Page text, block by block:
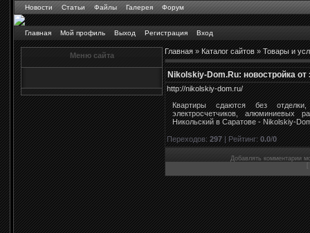
Новости Статьи Файлы Галерея Форум
Главная Мой профиль Выход Регистрация Вход
Меню сайта Главная»Каталог сайтов»Товары и
Nikolskiy-Dom.Ru: новостройка
http://nikolskiy-dom.ru/
Квартиры сдаются без
электросчетчиков, алюминиевых
Никольский в Саратове - Nikolskiy-
Переходов:297|Рейтинг:0.0/0
Добавлять комментарии